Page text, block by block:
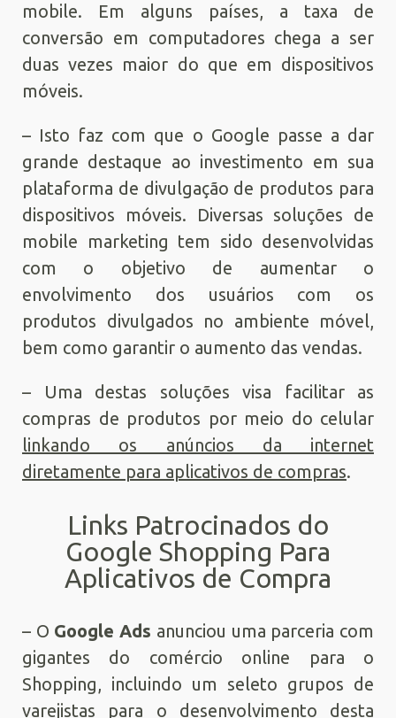
mobile. Em alguns países, a taxa de
conversão em computadores chega a ser
duas vezes maior do que em dispositivos
móveis.
– Isto faz com que o Google passe a dar
grande destaque ao investimento em sua
plataforma de divulgação de produtos para
dispositivos móveis. Diversas soluções de
mobile marketing tem sido desenvolvidas
com o objetivo de aumentar o
envolvimento dos usuários com os
produtos divulgados no ambiente móvel,
bem como garantir o aumento das vendas.
– Uma destas soluções visa facilitar as
compras de produtos por meio do celular
linkando os anúncios da internet
diretamente para aplicativos de compras.
Links Patrocinados do
Google Shopping Para
Aplicativos de Compra
– O Google Ads anunciou uma parceria com
gigantes do comércio online para o
Shopping, incluindo um seleto grupos de
varejistas para o desenvolvimento desta